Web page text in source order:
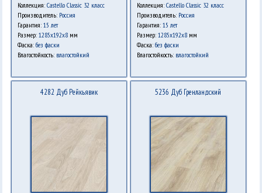
Коллекция: Castello Classic 32 класс
Производитель: Россия
Гарантия: 15 лет
Размер: 1285х192х8мм
Фаска: без фаски
Влагостойкость: влагостойкий
Коллекция: Castello Classic 32 класс
Производитель: Россия
Гарантия: 15 лет
Размер: 1285х192х8мм
Фаска: без фаски
Влагостойкость: влагостойкий
4282 Дуб Рейкьявик 5236 Дуб Гренландский